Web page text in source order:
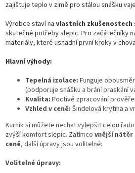
zajištuje teplo v zimě pro stálou snášku
Výrobce staví na vlastních zkušenostech
skutečné potřeby slepic. Pro začátečníky
materiály, které usnadní první kroky v
Hlavní výhody:
Tepelná izolace: Funguje
(podporuje snášku a brání praskání
Kvalita: Poctivé zpracování
Vzhled v ceně: Šindelová krytina a
Kurník si můžete nechat vylepšit celou
zvýší komfort slepic. Zatímco vnější nátěr
ceně, další úpravy jsou volitelné:
Volitelné úpravy: